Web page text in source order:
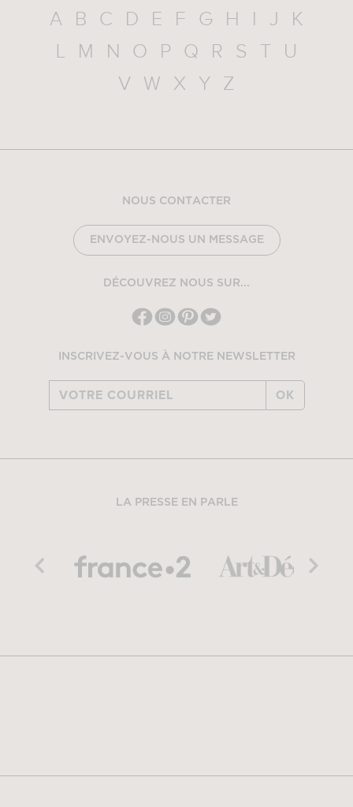
A B C D E F G H I J
K
L
M N O P Q R S T
U
V
W X Y Z
NOUS CONTACTER
ENVOYEZ-NOUS UN MESSAGE
DÉCOUVREZ NOUS SUR...
INSCRIVEZ-VOUS À NOTRE NEWSLETTER
OK
LA PRESSE EN PARLE